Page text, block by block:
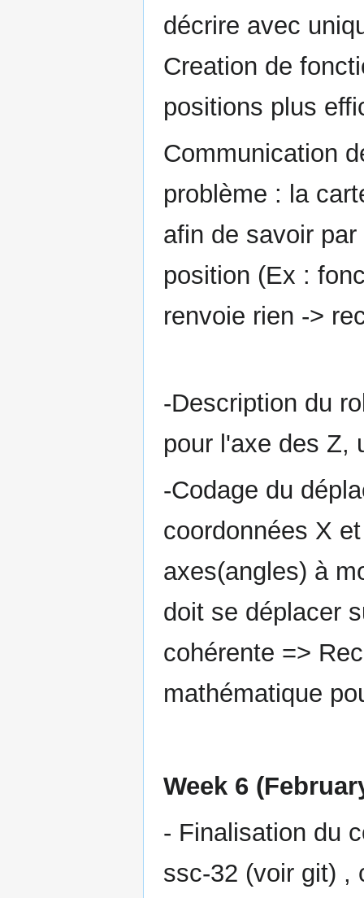
décrire avec
Creation de
positions plus
Communication
problème : la
afin de savoir
position (Ex :
renvoie rien ->
-Description du
pour l'axe des Z,
-Codage du
coordonnées X
axes(angles) à
doit se déplacer
cohérente =>
mathématique
Week 6
- Finalisation du
ssc-32 (voir git) ,